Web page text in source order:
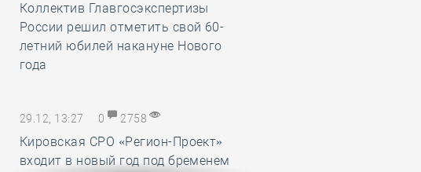
Коллектив Главгосэкспертизы
России решил отметить свой 60-
летний юбилей накануне Нового
года
29.12, 13:27 0 2758
Кировская СРО «Регион-Проект»
входит в новый год под бременем